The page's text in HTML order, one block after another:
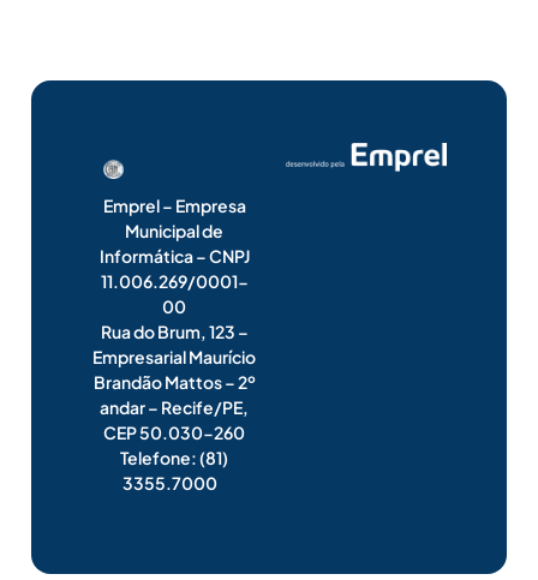
Emprel – Empresa
Municipal de
Informática – CNPJ
11.006.269/0001-
00
Rua do Brum, 123 –
Empresarial Maurício
Brandão Mattos – 2º
andar – Recife/PE,
CEP 50.030-260
Telefone: (81)
3355.7000